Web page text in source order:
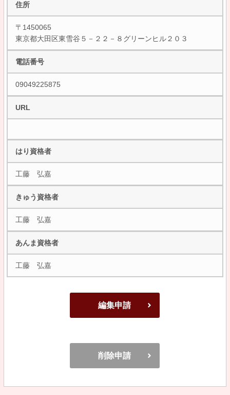
住所
〒1450065
東京都大田区東雪谷５－２２－８グリーンヒル２０３
電話番号
09049225875
URL
はり資格者
工藤 弘嘉
きゅう資格者
工藤 弘嘉
あんま資格者
工藤 弘嘉
編集申請
削除申請